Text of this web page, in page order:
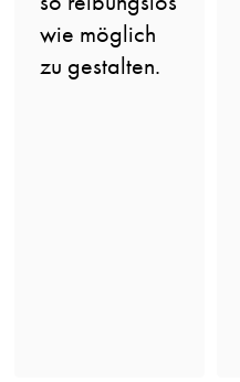
wie möglich
zu gestalten.